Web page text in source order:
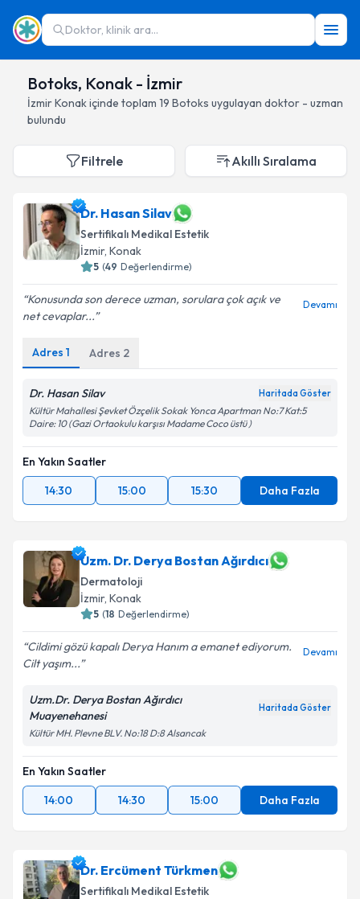
Doktor, klinik ara...
Botoks, Konak - İzmir
İzmirKonakiçinde toplam 19 Botoks uygulayan doktor - uzman
bulundu
Filtrele Akıllı Sıralama
Dr. Hasan Silav
Sertifikalı Medikal Estetik
İzmir, Konak
5 (49 Değerlendirme)
Konusunda son derece uzman, sorulara çok açık ve
net cevaplar...
Devamı
Adres 1 Adres 2
Dr. Hasan Silav Haritada Göster
Kültür Mahallesi Şevket Özçelik Sokak Yonca Apartman No:7 Kat:5
Daire: 10 (Gazi Ortaokulu karşısı Madame Coco üstü )
En Yakın Saatler
14:30
15:00 15:30 Daha Fazla
Uzm. Dr. Derya Bostan Ağırdıcı
Dermatoloji
İzmir, Konak
5 (18 Değerlendirme)
Cildimi gözü kapalı Derya Hanım a emanet ediyorum.
Cilt yaşım...
Devamı
Uzm.Dr. Derya Bostan Ağırdıcı
Muayenehanesi
Haritada Göster
Kültür MH. Plevne BLV. No:18 D:8 Alsancak
En Yakın Saatler
14:00
14:30 15:00 Daha Fazla
Dr. Ercüment Türkmen
Sertifikalı Medikal Estetik